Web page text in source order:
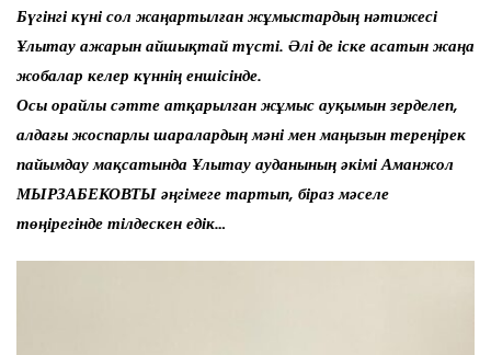
Бүгінгі күні сол жаңартылған жұмыстардың нәтижесі
Ұлытау ажарын айшықтай түсті. Әлі де іске асатын жаңа
жобалар келер күннің еншісінде.
Осы орайлы сәтте атқарылған жұмыс ауқымын зерделеп,
алдағы жоспарлы шаралардың мәні мен маңызын тереңірек
пайымдау мақсатында Ұлытау ауданының әкімі Аманжол
МЫРЗАБЕКОВТЫ әңгімеге тартып, біраз мәселе
төңірегінде тілдескен едік…